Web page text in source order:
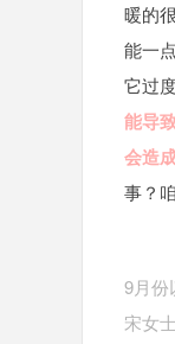
暖的
能一
它过
能导
会造
事？
9月份
宋女